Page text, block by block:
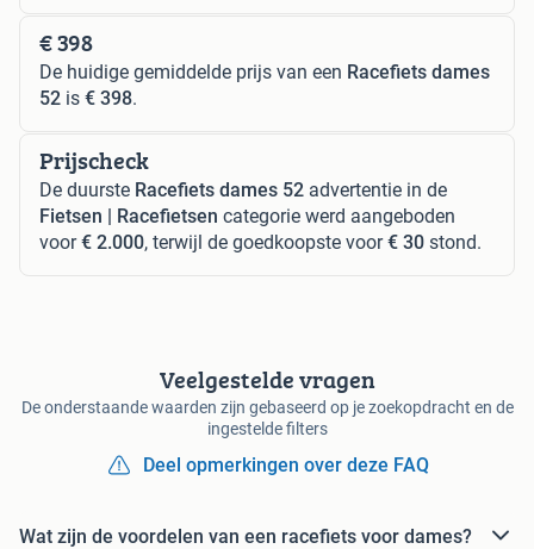
€ 398
De huidige gemiddelde prijs van een Racefiets dames
52 is € 398.
Prijscheck
De duurste Racefiets dames 52 advertentie in de
Fietsen | Racefietsen categorie werd aangeboden
voor€ 2.000, terwijl de goedkoopste voor€ 30 stond.
Veelgestelde vragen
De onderstaande waarden zijn gebaseerd op je zoekopdracht en de
ingestelde filters
Deel opmerkingen over deze FAQ
Wat zijn de voordelen van een racefiets voor dames?